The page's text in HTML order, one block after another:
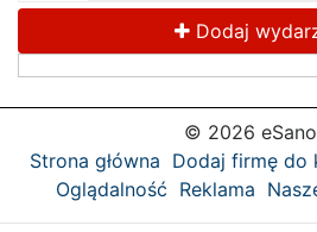
Dodaj
© 2026
Strona główna Dodaj firmę do
Oglądalność Reklama